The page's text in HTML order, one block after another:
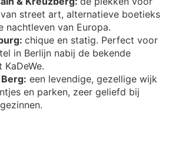
street art, alternatieve boetieks
nachtleven van Europa.
chique en statig. Perfect voor
in Berlijn nabij de bekende
een levendige, gezellige wijk
en parken, zeer geliefd bij